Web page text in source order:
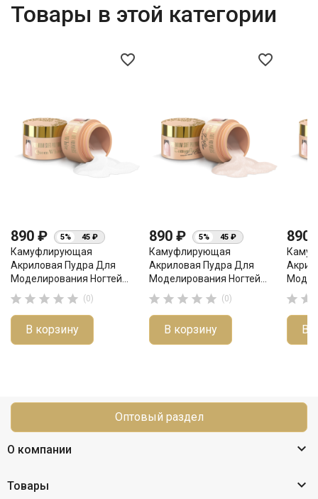
Товары в этой категории
favorite_border
890 ₽ 5% 45 ₽
Камуфлирующая
Акриловая Пудра Для
Моделирования Ногтей...
     (0)
В корзину
favorite_border
890 ₽ 5% 45 ₽
Камуфлирующая
Акриловая Пудра Для
Моделирования Ногтей...
     (0)
В корзину
890
 
В
Оптовый раздел
О компании 
Товары 